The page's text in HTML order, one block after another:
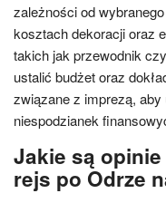
zależności od
kosztach dekoracji oraz
takich jak przewodnik
ustalić budżet oraz
związane z imprezą,
niespodzianek
Jakie są
rejs po Odrze